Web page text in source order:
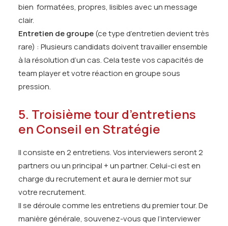
bien formatées, propres, lisibles avec un message
clair.
Entretien de groupe(ce type d’entretien devient très
rare) : Plusieurs candidats doivent travailler ensemble
à la résolution d’un cas. Cela teste vos capacités de
team player et votre réaction en groupe sous
pression.
5. Troisième tour d’entretiens
en Conseil en Stratégie
Il consiste en 2 entretiens. Vos interviewers seront 2
partners ou un principal + un partner. Celui-ci est en
charge du recrutement et aura le dernier mot sur
votre recrutement.
Il se déroule comme les entretiens du premier tour. De
manière générale, souvenez-vous que l’interviewer